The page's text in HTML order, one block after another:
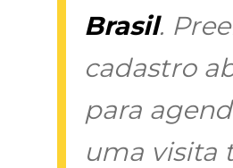
Brasil.
cadastro
para
uma visita